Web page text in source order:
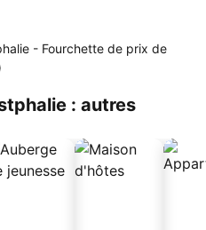
- Fourchette de prix de
: autres